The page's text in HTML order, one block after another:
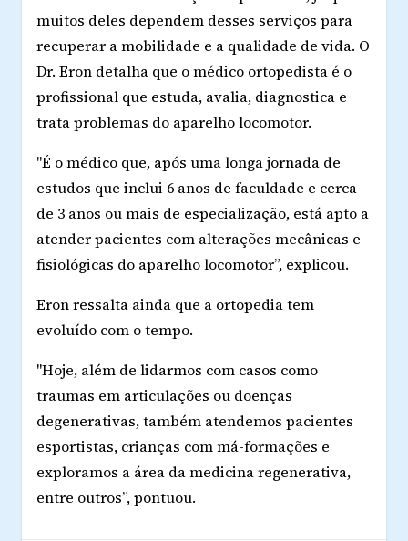
muitos deles dependem desses serviços para
recuperar a mobilidade e a qualidade de vida. O
Dr. Eron detalha que o médico ortopedista é o
profissional que estuda, avalia, diagnostica e
trata problemas do aparelho locomotor.
"É o médico que, após uma longa jornada de
estudos que inclui 6 anos de faculdade e cerca
de 3 anos ou mais de especialização, está apto a
atender pacientes com alterações mecânicas e
fisiológicas do aparelho locomotor”, explicou.
Eron ressalta ainda que a ortopedia tem
evoluído com o tempo.
"Hoje, além de lidarmos com casos como
traumas em articulações ou doenças
degenerativas, também atendemos pacientes
esportistas, crianças com má-formações e
exploramos a área da medicina regenerativa,
entre outros”, pontuou.